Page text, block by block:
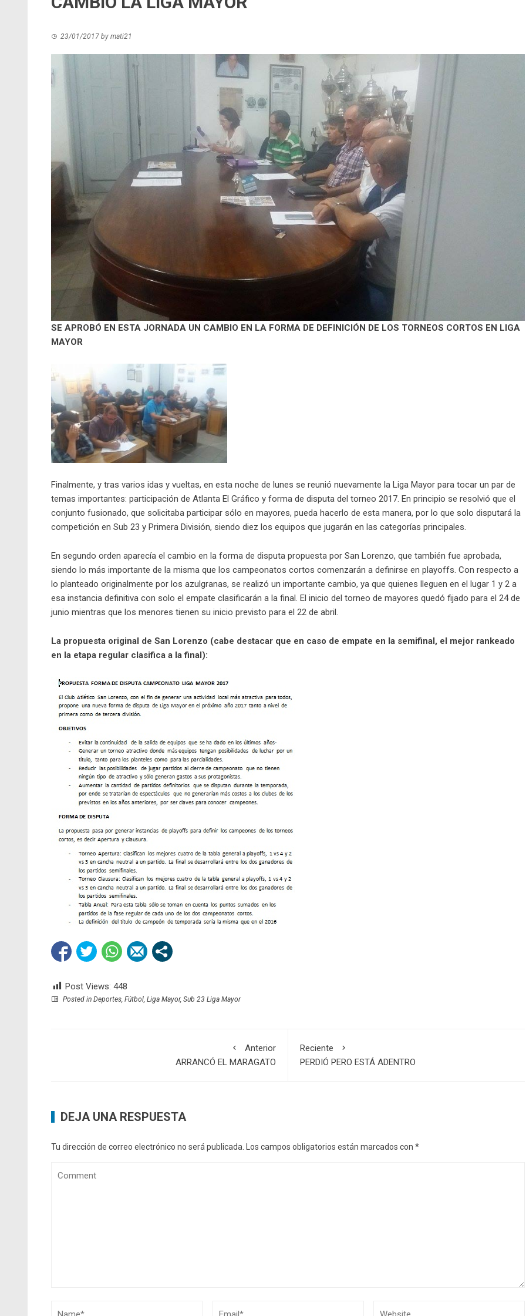
23/01/2017 by mati21
SE APROBÓ EN ESTA JORNADA UN CAMBIO EN LA FORMA DE DEFINICIÓN DE LOS TORNEOS CORTOS EN LIGA
MAYOR
Finalmente, y tras varios idas y vueltas, en esta noche de lunes se reunió nuevamente la Liga Mayor para tocar un par de
temas importantes: participación de Atlanta El Gráfico y forma de disputa del torneo 2017. En principio se resolvió que el
conjunto fusionado, que solicitaba participar sólo en mayores, pueda hacerlo de esta manera, por lo que solo disputará la
competición en Sub 23 y Primera División, siendo diez los equipos que jugarán en las categorías principales.
En segundo orden aparecía el cambio en la forma de disputa propuesta por San Lorenzo, que también fue aprobada,
siendo lo más importante de la misma que los campeonatos cortos comenzarán a definirse en playoffs. Con respecto a
lo planteado originalmente por los azulgranas, se realizó un importante cambio, ya que quienes lleguen en el lugar 1 y 2 a
esa instancia definitiva con solo el empate clasificarán a la final. El inicio del torneo de mayores quedó fijado para el 24 de
junio mientras que los menores tienen su inicio previsto para el 22 de abril.
La propuesta original de San Lorenzo (cabe destacar que en caso de empate en la semifinal, el mejor rankeado
en la etapa regular clasifica a la final):
Post Views: 448
Posted in Deportes, Fútbol, Liga Mayor, Sub 23 Liga Mayor
Anterior
ARRANCÓ EL MARAGATO
Reciente
PERDIÓ PERO ESTÁ ADENTRO
DEJA UNA RESPUESTA
Tu dirección de correo electrónico no será publicada. Los campos obligatorios están marcados con *